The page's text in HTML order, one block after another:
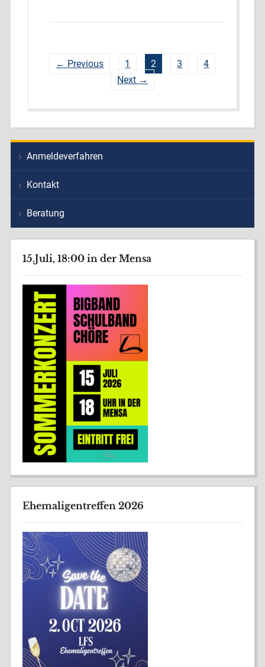
← Previous 1 2 3
4
Next →
Anmeldeverfahren
Kontakt
Beratung
15.Juli, 18:00 in der Mensa
Ehemaligentreffen 2026